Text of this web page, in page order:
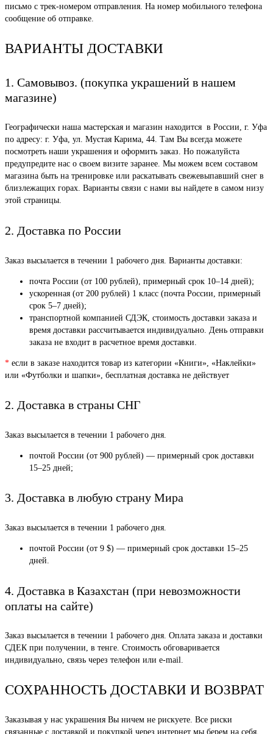
письмо с трек-номером отправления. На номер мобильного телефона
сообщение об отправке.
ВАРИАНТЫ ДОСТАВКИ
1. Самовывоз. (покупка украшений в нашем
магазине)
Географически наша мастерская и магазин находится в России, г. Уфа
по адресу: г. Уфа, ул. Мустая Карима, 44. Там Вы всегда можете
посмотреть наши украшения и оформить заказ. Но пожалуйста
предупредите нас о своем визите заранее. Мы можем всем составом
магазина быть на тренировке или раскатывать свежевыпавший снег в
близлежащих горах. Варианты связи с нами вы найдете в самом низу
этой страницы.
2. Доставка по России
Заказ высылается в течении 1 рабочего дня. Варианты доставки:
почта России (от 100 рублей), примерный срок 10–14 дней);
ускоренная (от 200 рублей) 1 класс (почта России, примерный
срок 5–7 дней);
транспортной компанией СДЭК, стоимость доставки заказа и
время доставки рассчитывается индивидуально. День отправки
заказа не входит в расчетное время доставки.
* если в заказе находится товар из категории «Книги», «Наклейки»
или «Футболки и шапки», бесплатная доставка не действует
2. Доставка в страны СНГ
Заказ высылается в течении 1 рабочего дня.
почтой России (от 900 рублей) — примерный срок доставки
15–25 дней;
3. Доставка в любую страну Мира
Заказ высылается в течении 1 рабочего дня.
почтой России (от 9 $) — примерный срок доставки 15–25
дней.
4. Доставка в Казахстан (при невозможности
оплаты на сайте)
Заказ высылается в течении 1 рабочего дня. Оплата заказа и доставки
СДЕК при получении, в тенге. Стоимость обговаривается
индивидуально, связь через телефон или e-mail.
СОХРАННОСТЬ ДОСТАВКИ И ВОЗВРАТ
Заказывая у нас украшения Вы ничем не рискуете. Все риски
связанные с доставкой и покупкой через интернет мы берем на себя.